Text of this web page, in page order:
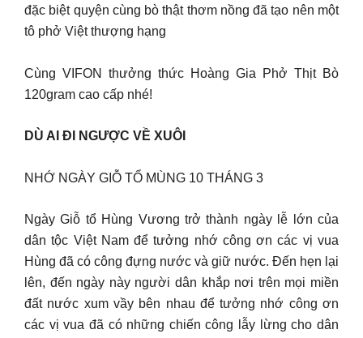
đặc biệt quyện cùng bò thật thơm nồng đã tạo nên một
tô phở Việt thượng hạng
Cùng VIFON thưởng thức Hoàng Gia Phở Thịt Bò
120gram cao cấp nhé!
DÙ AI ĐI NGƯỢC VỀ XUÔI
NHỚ NGÀY GIỖ TỔ MÙNG 10 THÁNG 3
Ngày Giỗ tổ Hùng Vương trở thành ngày lễ lớn của
dân tộc Việt Nam để tưởng nhớ công ơn các vị vua
Hùng đã có công đựng nước và giữ nước. Đến hẹn lại
lên, đến ngày này người dân khắp nơi trên mọi miền
đất nước xum vầy bên nhau để tưởng nhớ công ơn
các vị vua đã có những chiến công lẫy lừng cho dân